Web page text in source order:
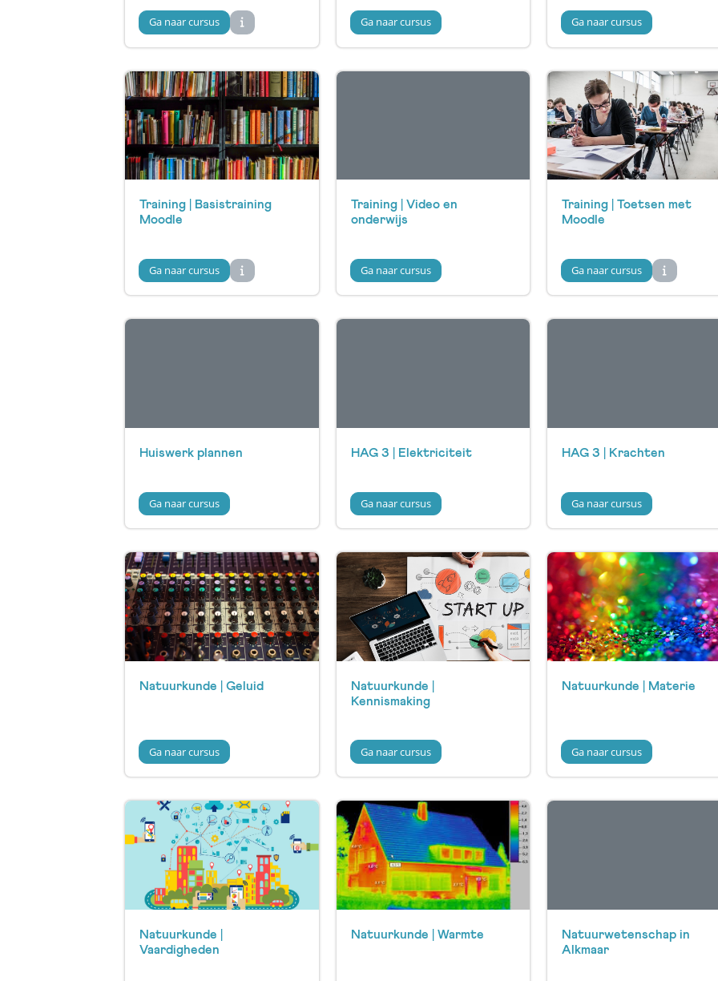
Ga naar cursus Ga naar cursus Ga naar cursus
Training | Basistraining
Moodle
Ga naar cursus
Training | Video en
onderwijs
Ga naar cursus
Training | Toetsen met
Moodle
Ga naar cursus
Huiswerk plannen
Ga naar cursus
HAG 3 | Elektriciteit
Ga naar cursus
HAG 3 | Krachten
Ga naar cursus
Natuurkunde | Geluid
Ga naar cursus
Natuurkunde |
Kennismaking
Ga naar cursus
Natuurkunde | Materie
Ga naar cursus
Natuurkunde |
Vaardigheden
Natuurkunde | Warmte
Natuurwetenschap in
Alkmaar